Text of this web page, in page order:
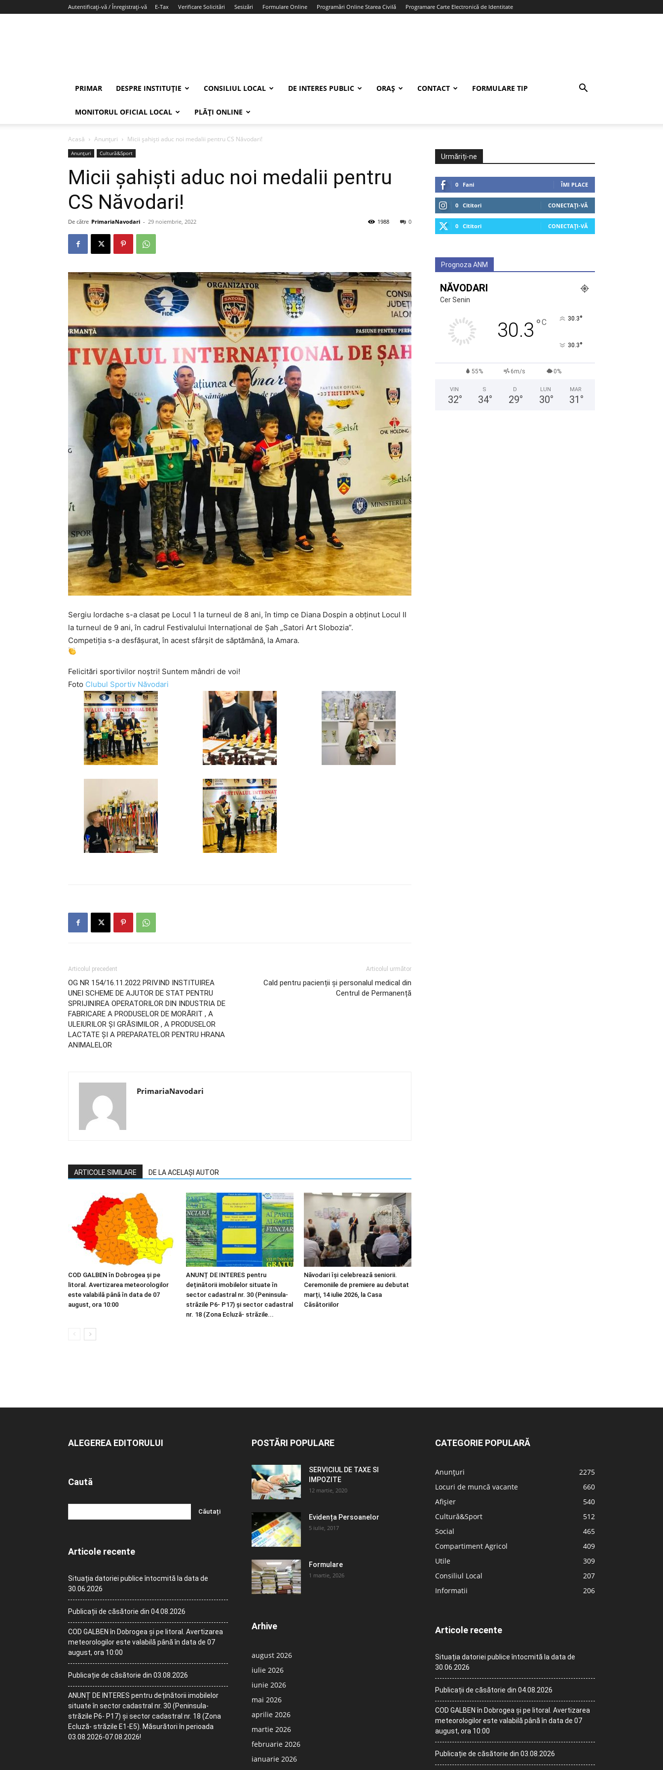
Autentificați-vă / Înregistrați-vă E-Tax Verificare Solicitări Sesizări Formulare Online Programări Online Starea Civilă Programare Carte Electronică de Identitate
PRIMAR DESPRE INSTITUȚIE CONSILIUL LOCAL DE INTERES PUBLIC ORAȘ CONTACT FORMULARE TIP
MONITORUL OFICIAL LOCAL PLĂȚI ONLINE
Acasă Anunțuri Micii șahiști aduc noi medalii pentru CS Năvodari!
Anunțuri Cultură&Sport
Micii șahiști aduc noi medalii pentru
CS Năvodari!
De către PrimariaNavodari - 29 noiembrie, 2022 0
1988
Sergiu Iordache s-a clasat pe Locul 1 la turneul de 8 ani, în timp ce Diana Dospin a obținut Locul II
la turneul de 9 ani, în cadrul Festivalului Internațional de Șah „Satori Art Slobozia”.
Competiția s-a desfășurat, în acest sfârșit de săptămână, la Amara.
Felicitări sportivilor noștri! Suntem mândri de voi!
Foto Clubul Sportiv Năvodari
Articolul precedent
OG NR 154/16.11.2022 PRIVIND INSTITUIREA
UNEI SCHEME DE AJUTOR DE STAT PENTRU
SPRIJINIREA OPERATORILOR DIN INDUSTRIA DE
FABRICARE A PRODUSELOR DE MORĂRIT , A
ULEIURILOR ȘI GRĂSIMILOR , A PRODUSELOR
LACTATE ȘI A PREPARATELOR PENTRU HRANA
ANIMALELOR
Articolul următor
Cald pentru pacienții și personalul medical din
Centrul de Permanență
PrimariaNavodari
ARTICOLE SIMILARE DE LA ACELAȘI AUTOR
COD GALBEN în Dobrogea și pe
litoral. Avertizarea meteorologilor
este valabilă până în data de 07
august, ora 10:00
ANUNȚ DE INTERES pentru
deținătorii imobilelor situate în
sector cadastral nr. 30 (Peninsula-
străzile P6- P17) și sector cadastral
nr. 18 (Zona Ecluză- străzile...
Năvodari își celebrează seniorii.
Ceremoniile de premiere au debutat
marți, 14 iulie 2026, la Casa
Căsătoriilor
Urmăriți-ne
0 Fani ÎMI PLACE
0 Cititori CONECTAȚI-VĂ
0 Cititori CONECTAȚI-VĂ
Prognoza ANM
NĂVODARI
Cer Senin
30.3 °C 30.3°
30.3°
55% 6m/s 0%
VIN
32°
S
34°
D
29°
LUN
30°
MAR
31 °
ALEGEREA EDITORULUI
Caută
Articole recente
Situația datoriei publice întocmită la data de
30.06.2026
Publicații de căsătorie din 04.08.2026
COD GALBEN în Dobrogea și pe litoral. Avertizarea
meteorologilor este valabilă până în data de 07
august, ora 10:00
Publicație de căsătorie din 03.08.2026
ANUNȚ DE INTERES pentru deținătorii imobilelor
situate în sector cadastral nr. 30 (Peninsula-
străzile P6- P17) și sector cadastral nr. 18 (Zona
Ecluză- străzile E1-E5). Măsurători în perioada
03.08.2026-07.08.2026!
POSTĂRI POPULARE
SERVICIUL DE TAXE SI
IMPOZITE
12 martie, 2020
Evidența Persoanelor
5 iulie, 2017
Formulare
1 martie, 2026
Arhive
august 2026
iulie 2026
iunie 2026
mai 2026
aprilie 2026
martie 2026
februarie 2026
ianuarie 2026
CATEGORIE POPULARĂ
Anunțuri
2275
Locuri de muncă vacante
660
Afișier
540
Cultură&Sport
512
Social
465
Compartiment Agricol
409
Utile
309
Consiliul Local
207
Informatii
206
Articole recente
Situația datoriei publice întocmită la data de
30.06.2026
Publicații de căsătorie din 04.08.2026
COD GALBEN în Dobrogea și pe litoral. Avertizarea
meteorologilor este valabilă până în data de 07
august, ora 10:00
Publicație de căsătorie din 03.08.2026